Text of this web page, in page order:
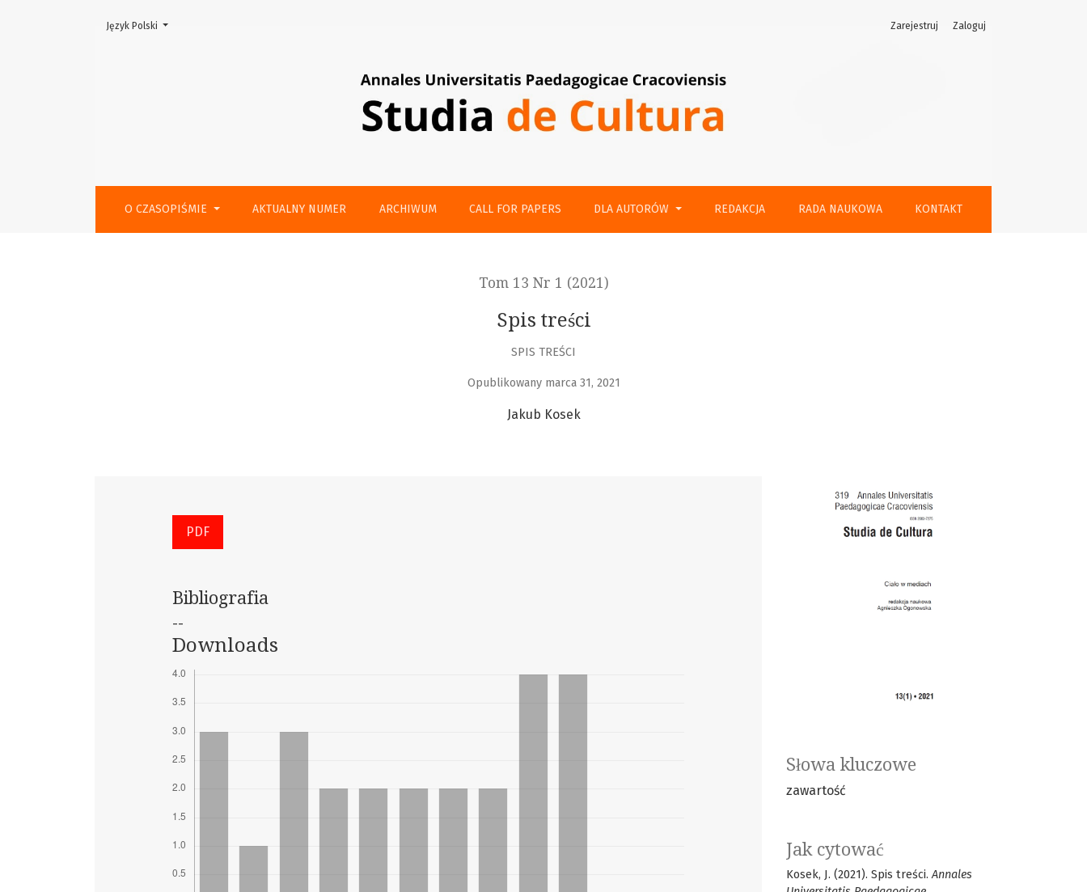
Spis treści
O CZASOPIŚMIE AKTUALNY NUMER ARCHIWUM CALL FOR PAPERS DLA AUTORÓW REDAKCJA RADA NAUKOWA KONTAKT
Zarejestruj Zaloguj
Zmień język, obecnie wybrany to:
Język Polski
Tom 13 Nr 1 (2021)
Spis treści
SPIS TREŚCI
Opublikowany marca 31, 2021
Jakub Kosek
Słowa kluczowe
zawartość
Jak cytować
Kosek, J. (2021). Spis treści.Annales
PDF
Bibliografia
--
Downloads